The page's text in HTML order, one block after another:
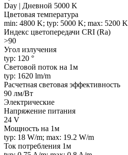
Day | Дневной 5000 K
Цветовая температура
min: 4800 K; typ: 5000 K; max: 5200 K
Индекс цветопередачи CRI (Ra)
>90
Угол излучения
typ: 120 °
Световой поток на 1м
typ: 1620 lm/m
Расчетная световая эффективность
90 лм/Вт
Электрические
Напряжение питания
24 V
Мощность на 1м
typ: 18 W/m; max: 19.2 W/m
Ток потребления 1м